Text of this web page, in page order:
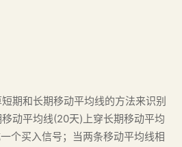
期和长期移动平均线的方法来识别
动平均线(20天)上穿长期移动平均
个买入信号；当两条移动平均线相